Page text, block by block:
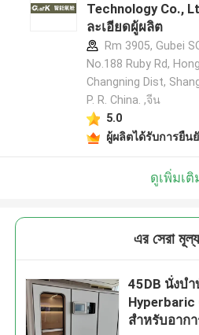
Technology Co.,
ละเอียดผู้ผลิต
Rm 3905, Gubei
No.188 Ruby Rd,
Changning Dist,
P. R. China. ,จีน
5.0
ผู้ผลิตได้รับการยืน
ดูเพิ่มเติ
এর সেরা
45DB นั่งบ
Hyperbaric
สำหรับอาก